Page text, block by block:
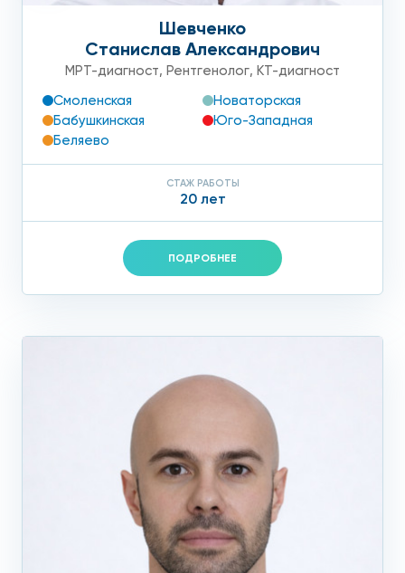
Шевченко
Станислав Александрович
МРТ-диагност, Рентгенолог, КТ-диагност
Смоленская
Новаторская
Бабушкинская
Юго-Западная
Беляево
СТАЖ РАБОТЫ
20 лет
ПОДРОБНЕЕ